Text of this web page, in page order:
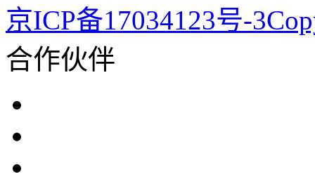
京ICP备17034123号-
合作伙伴